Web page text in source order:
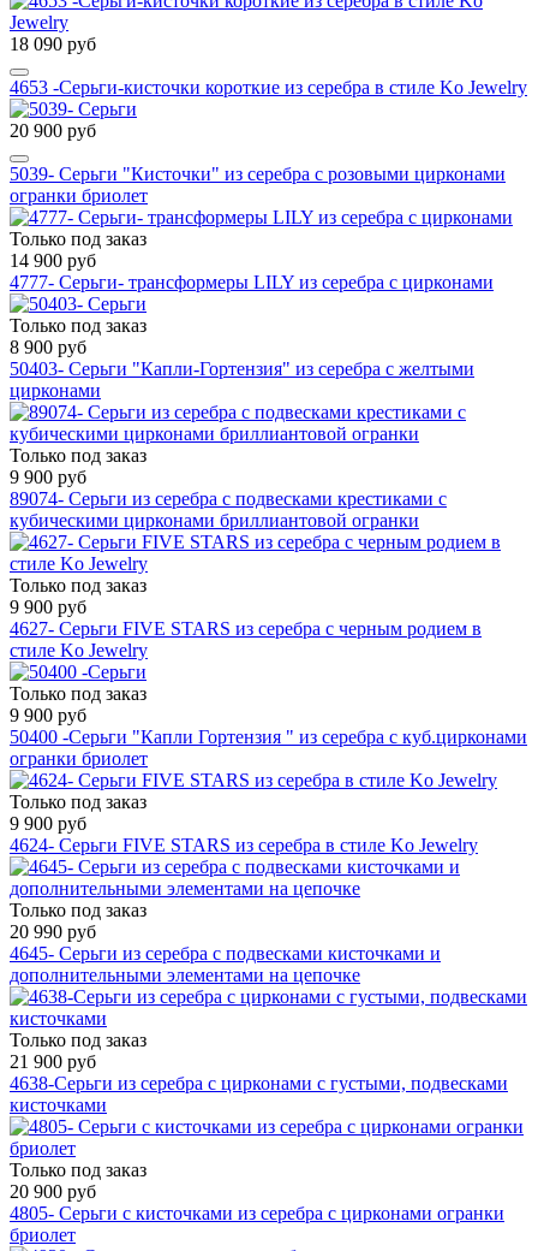
18 090 руб
4653 -Серьги-кисточки короткие из серебра в стиле Ko Jewelry
20 900 руб
5039- Серьги "Кисточки" из серебра с розовыми цирконами
огранки бриолет
Только под заказ
14 900 руб
4777- Серьги- трансформеры LILY из серебра с цирконами
Только под заказ
8 900 руб
50403- Серьги "Капли-Гортензия" из серебра с желтыми
цирконами
Только под заказ
9 900 руб
89074- Серьги из серебра с подвесками крестиками с
кубическими цирконами бриллиантовой огранки
Только под заказ
9 900 руб
4627- Серьги FIVE STARS из серебра с черным родием в
стиле Ko Jewelry
Только под заказ
9 900 руб
50400 -Серьги "Капли Гортензия " из серебра с куб.цирконами
огранки бриолет
Только под заказ
9 900 руб
4624- Серьги FIVE STARS из серебра в стиле Ko Jewelry
Только под заказ
20 990 руб
4645- Серьги из серебра с подвесками кисточками и
дополнительными элементами на цепочке
Только под заказ
21 900 руб
4638-Серьги из серебра с цирконами c густыми, подвесками
кисточками
Только под заказ
20 900 руб
4805- Серьги с кисточками из серебра с цирконами огранки
бриолет